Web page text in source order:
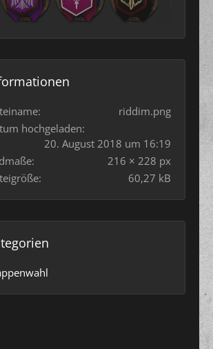
riddim.png
hochgeladen
20. August 2018 um 16:19
216 × 228 px
60,27 kB